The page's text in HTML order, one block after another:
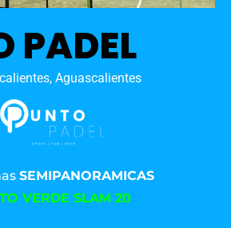
PADEL
Aguascalientes
SEMIPANORAMICAS
VERDE SLAM 20